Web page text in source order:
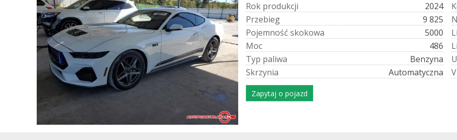
Rok produkcji
2024
Przebieg
9 825
Pojemność skokowa
5000
Moc
486
Typ paliwa
Benzyna
Skrzynia Automatyczna
K
N
Li
Li
U
V
Zapytaj o pojazd